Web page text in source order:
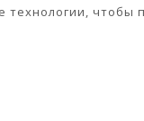
технологии,